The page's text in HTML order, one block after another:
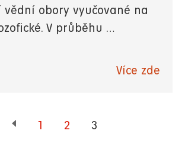
obory vyučované na
V průběhu …
Více zde
Page
1 Page
2
Aktuální
3